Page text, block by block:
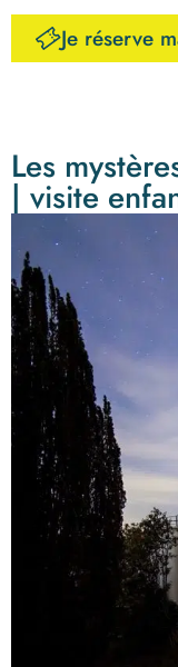
Je réserve
Les
| visite